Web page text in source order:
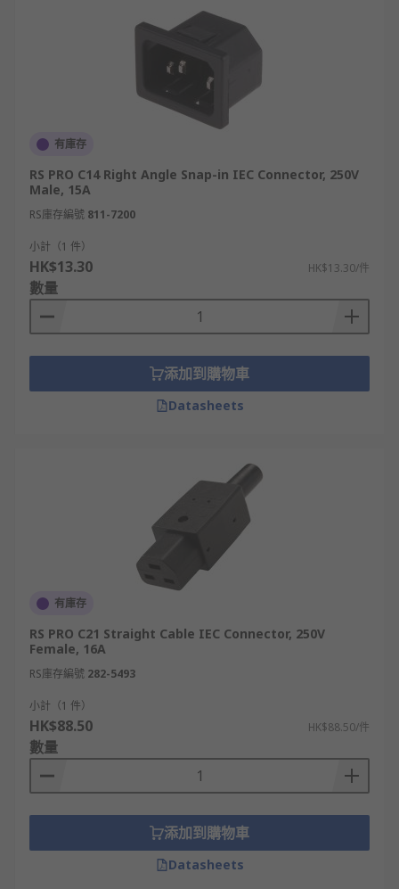
有庫存
RS PRO C14 Right Angle Snap-in IEC Connector, 250V
Male, 15A
RS庫存編號 811-7200
小計（1 件）
HK$13.30 HK$13.30/件
數量
添加到購物車
Datasheets
有庫存
RS PRO C21 Straight Cable IEC Connector, 250V
Female, 16A
RS庫存編號 282-5493
小計（1 件）
HK$88.50 HK$88.50/件
數量
添加到購物車
Datasheets